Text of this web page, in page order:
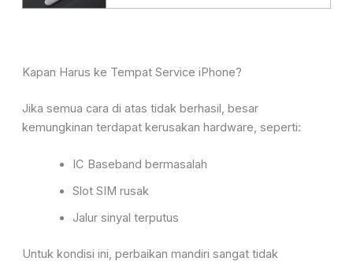
Kapan Harus ke Tempat Service iPhone?
Jika semua cara di atas tidak berhasil, besar
kemungkinan terdapat kerusakan hardware, seperti:
IC Baseband bermasalah
Slot SIM rusak
Jalur sinyal terputus
Untuk kondisi ini, perbaikan mandiri sangat tidak